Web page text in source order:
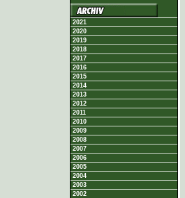
2021
2020
2019
2018
2017
2016
2015
2014
2013
2012
2011
2010
2009
2008
2007
2006
2005
2004
2003
2002